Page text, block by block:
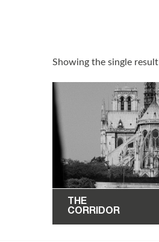
Showing the single result
THE
CORRIDOR